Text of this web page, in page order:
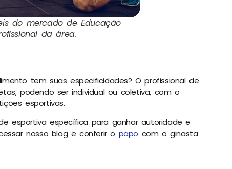
do mercado de Educação
da área.
tem suas especificidades? O profissional de
podendo ser individual ou coletiva, com o
esportivas.
esportiva específica para ganhar autoridade e
nosso blog e conferir o papo com o ginasta